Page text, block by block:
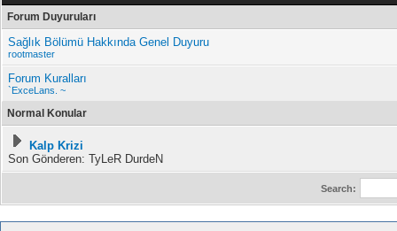
Forum Duyuruları
Sağlık Bölümü Hakkında Genel Duyuru
rootmaster
Forum Kuralları
`ExceLans. ~
Normal Konular
Kalp Krizi
Son Gönderen: TyLeR DurdeN
Search: